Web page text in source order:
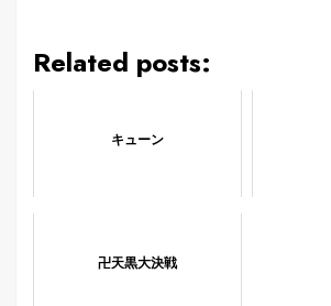
Related posts:
キューン
卍天黒大決戦